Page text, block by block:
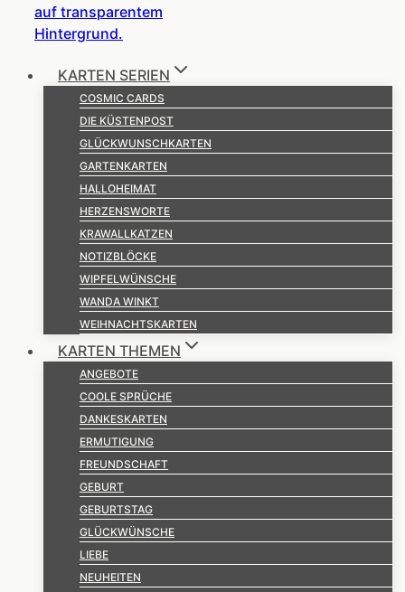
KARTEN SERIEN
COSMIC CARDS
DIE KÜSTENPOST
GLÜCKWUNSCHKARTEN
GARTENKARTEN
HALLOHEIMAT
HERZENSWORTE
KRAWALLKATZEN
NOTIZBLÖCKE
WIPFELWÜNSCHE
WANDA WINKT
WEIHNACHTSKARTEN
KARTEN THEMEN
ANGEBOTE
COOLE SPRÜCHE
DANKESKARTEN
ERMUTIGUNG
FREUNDSCHAFT
GEBURT
GEBURTSTAG
GLÜCKWÜNSCHE
LIEBE
NEUHEITEN